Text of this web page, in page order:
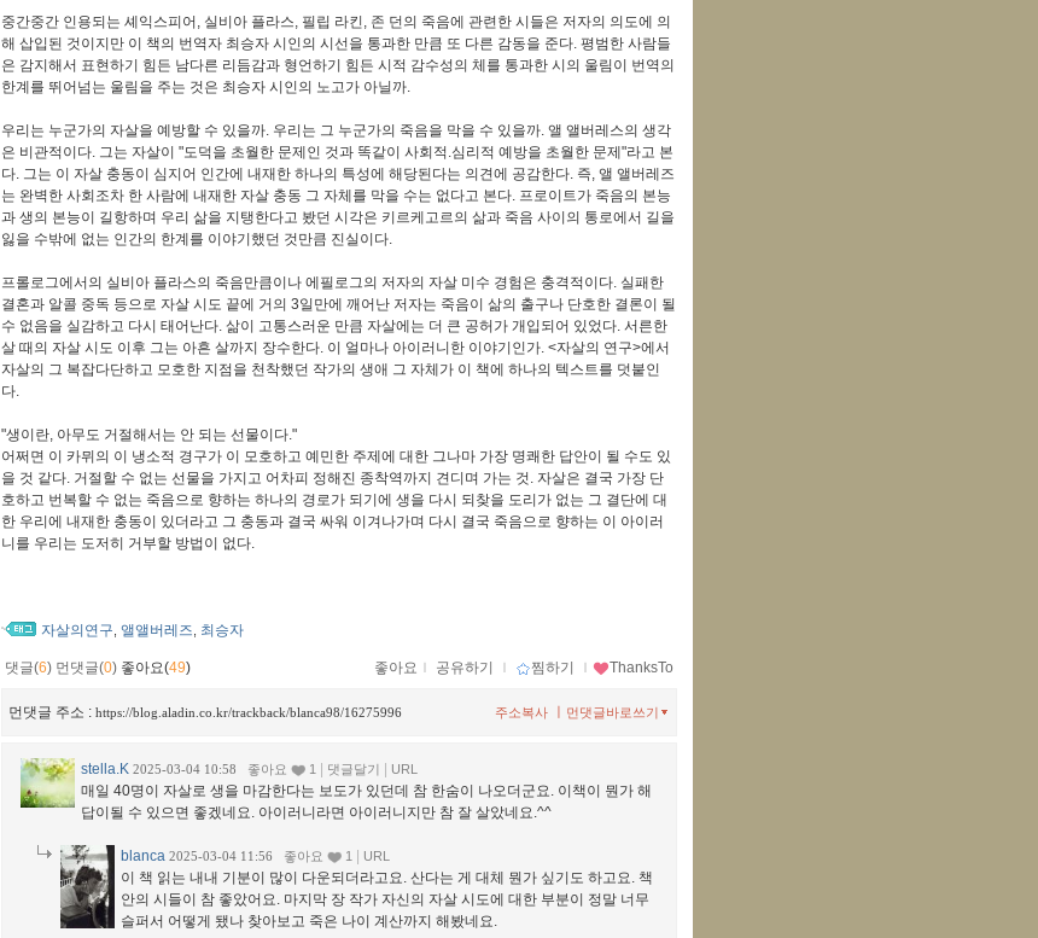
중간중간 인용되는 셰익스피어, 실비아 플라스, 필립 라킨, 존 던의 죽음에 관련한 시들은 저자의 의도에 의
해 삽입된 것이지만 이 책의 번역자 최승자 시인의 시선을 통과한 만큼 또 다른 감동을 준다. 평범한 사람들
은 감지해서 표현하기 힘든 남다른 리듬감과 형언하기 힘든 시적 감수성의 체를 통과한 시의 울림이 번역의
한계를 뛰어넘는 울림을 주는 것은 최승자 시인의 노고가 아닐까.
우리는 누군가의 자살을 예방할 수 있을까. 우리는 그 누군가의 죽음을 막을 수 있을까. 앨 앨버레스의 생각
은 비관적이다. 그는 자살이 "도덕을 초월한 문제인 것과 똑같이 사회적.심리적 예방을 초월한 문제"라고 본
다. 그는 이 자살 충동이 심지어 인간에 내재한 하나의 특성에 해당된다는 의견에 공감한다. 즉, 앨 앨버레즈
는 완벽한 사회조차 한 사람에 내재한 자살 충동 그 자체를 막을 수는 없다고 본다. 프로이트가 죽음의 본능
과 생의 본능이 길항하며 우리 삶을 지탱한다고 봤던 시각은 키르케고르의 삶과 죽음 사이의 통로에서 길을
잃을 수밖에 없는 인간의 한계를 이야기했던 것만큼 진실이다.
프롤로그에서의 실비아 플라스의 죽음만큼이나 에필로그의 저자의 자살 미수 경험은 충격적이다. 실패한
결혼과 알콜 중독 등으로 자살 시도 끝에 거의 3일만에 깨어난 저자는 죽음이 삶의 출구나 단호한 결론이 될
수 없음을 실감하고 다시 태어난다. 삶이 고통스러운 만큼 자살에는 더 큰 공허가 개입되어 있었다. 서른한
살 때의 자살 시도 이후 그는 아흔 살까지 장수한다. 이 얼마나 아이러니한 이야기인가. <자살의 연구>에서
자살의 그 복잡다단하고 모호한 지점을 천착했던 작가의 생애 그 자체가 이 책에 하나의 텍스트를 덧붙인
다.
"생이란, 아무도 거절해서는 안 되는 선물이다."
어쩌면 이 카뮈의 이 냉소적 경구가 이 모호하고 예민한 주제에 대한 그나마 가장 명쾌한 답안이 될 수도 있
을 것 같다. 거절할 수 없는 선물을 가지고 어차피 정해진 종착역까지 견디며 가는 것. 자살은 결국 가장 단
호하고 번복할 수 없는 죽음으로 향하는 하나의 경로가 되기에 생을 다시 되찾을 도리가 없는 그 결단에 대
한 우리에 내재한 충동이 있더라고 그 충동과 결국 싸워 이겨나가며 다시 결국 죽음으로 향하는 이 아이러
니를 우리는 도저히 거부할 방법이 없다.
자살의연구, 앨앨버레즈, 최승자
댓글(6) 먼댓글(0) 좋아요(49) 좋아요 ｌ 공유하기 ｌ 찜하기 ｌ ThanksTo
먼댓글 주소 : https://blog.aladin.co.kr/trackback/blanca98/16275996 먼댓글바로쓰기
주소복사
stella.K 2025-03-04 10:58 좋아요 1 댓글달기 URL
매일 40명이 자살로 생을 마감한다는 보도가 있던데 참 한숨이 나오더군요. 이책이 뭔가 해
답이될 수 있으면 좋겠네요. 아이러니라면 아이러니지만 참 잘 살았네요.^^
blanca 2025-03-04 11:56 좋아요 1 URL
이 책 읽는 내내 기분이 많이 다운되더라고요. 산다는 게 대체 뭔가 싶기도 하고요. 책
안의 시들이 참 좋았어요. 마지막 장 작가 자신의 자살 시도에 대한 부분이 정말 너무
슬퍼서 어떻게 됐나 찾아보고 죽은 나이 계산까지 해봤네요.